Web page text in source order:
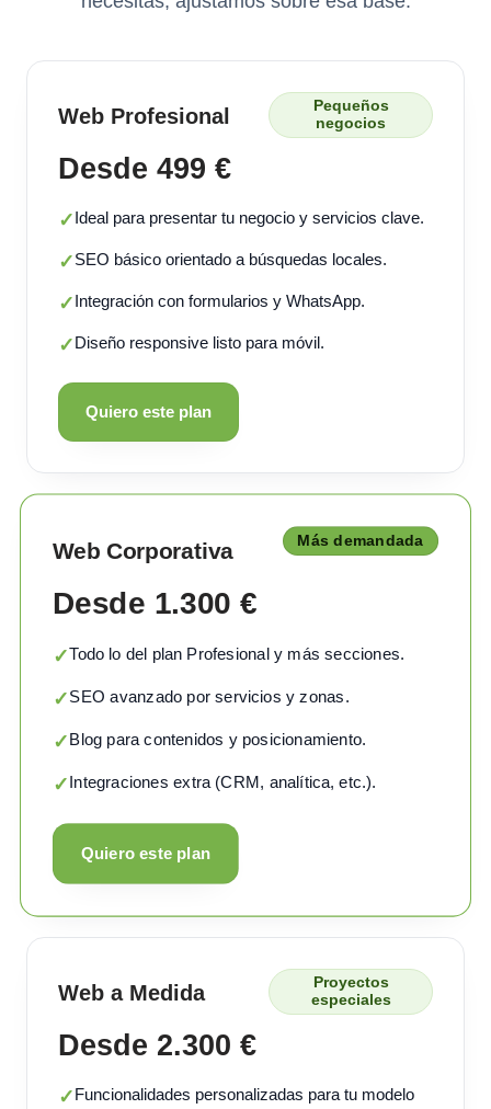
Web Profesional
Pequeños
negocios
Desde 499 €
✓Ideal para presentar tu negocio y servicios clave.
✓SEO básico orientado a búsquedas locales.
✓Integración con formularios y WhatsApp.
✓Diseño responsive listo para móvil.
Quiero este plan
Web Corporativa Más demandada
Desde 1.300 €
✓Todo lo del plan Profesional y más secciones.
✓SEO avanzado por servicios y zonas.
✓Blog para contenidos y posicionamiento.
✓Integraciones extra (CRM, analítica, etc.).
Quiero este plan
Web a Medida
Proyectos
especiales
Desde 2.300 €
✓Funcionalidades personalizadas para tu modelo